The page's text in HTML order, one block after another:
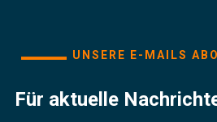
UNSERE E-MAILS
Für aktuelle